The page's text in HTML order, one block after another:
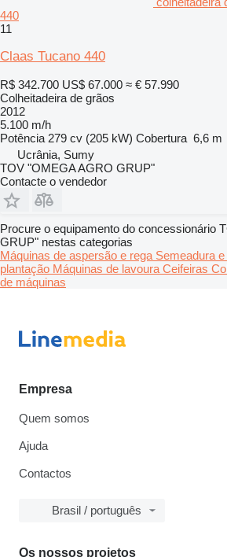
440
11
Claas Tucano 440
R$ 342.700 US$ 67.000 ≈ € 57.990
Colheitadeira de grãos
2012
5.100 m/h
Potência 279 cv (205 kW) Cobertura 6,6 m
Ucrânia, Sumy
TOV "OMEGA AGRO GRUP"
Contacte o vendedor
Procure o equipamento do concessionário
GRUP" nestas categorias
Máquinas de aspersão e rega Semeadura
plantação Máquinas de lavoura Ceifeiras
de máquinas
Empresa
Quem somos
Ajuda
Contactos
Brasil / português
Os nossos projetos